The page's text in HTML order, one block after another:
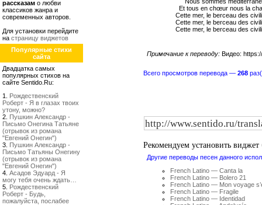
рассказам о любви
классиков жанра и
современных авторов.
Для установки перейдите
на страницу виджетов
Популярные стихи
сайта
Двадцатка самых
популярных стихов на
сайте Sentido.Ru:
1. Рождественский
Роберт - Я в глазах твоих
утону, можно?
2. Пушкин Александр -
Письмо Онегина Татьяне
(отрывок из романа
"Евгений Онегин")
3. Пушкин Александр -
Письмо Татьяны Онегину
(отрывок из романа
"Евгений Онегин")
4. Асадов Эдуард - Я
могу тебя очень ждать…
5. Рождественский
Роберт - Будь,
пожалуйста, послабее
Et tous en chœur nous la
Cette mer, le berceau des
Cette mer, le berceau des
Cette mer, le berceau des
Примечание к переводу: Видео:
Всего просмотров перевода —268
Рекомендуем установить виджет
Другие переводы песен данного
French Latino — Canta la
French Latino — Bolero 21
French Latino — Mon voyage
French Latino — Fragile
French Latino — Identidad